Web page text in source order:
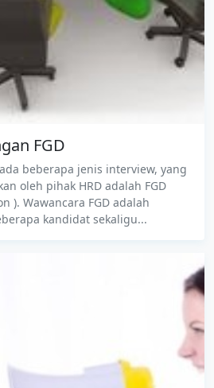
FGD
beberapa jenis interview, yang
oleh pihak HRD adalah FGD
). Wawancara FGD adalah
kandidat sekaligu...